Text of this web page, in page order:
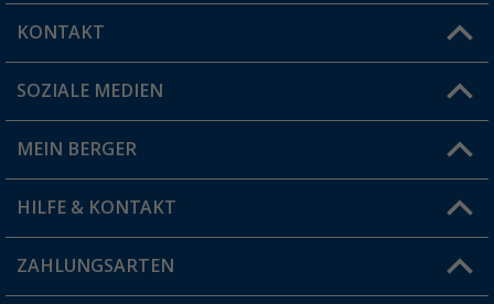
KONTAKT
Du hast eine Frage?
Filiale finden
SOZIALE MEDIEN
MEIN BERGER
Vorteilskarte
Blog
HILFE & KONTAKT
FAQ & Kontakt
ZAHLUNGSARTEN